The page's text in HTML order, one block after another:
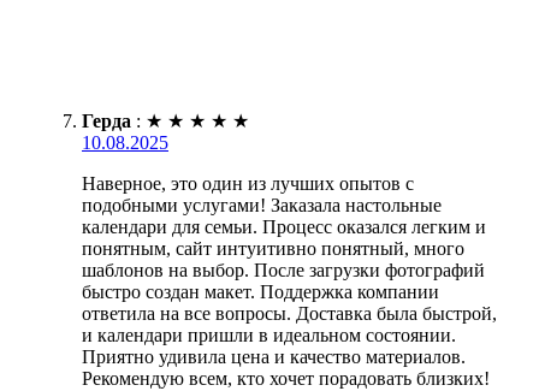
Герда : ★ ★ ★ ★ ★
10.08.2025
Наверное, это один из лучших опытов с
подобными услугами! Заказала настольные
календари для семьи. Процесс оказался легким и
понятным, сайт интуитивно понятный, много
шаблонов на выбор. После загрузки фотографий
быстро создан макет. Поддержка компании
ответила на все вопросы. Доставка была быстрой,
и календари пришли в идеальном состоянии.
Приятно удивила цена и качество материалов.
Рекомендую всем, кто хочет порадовать близких!